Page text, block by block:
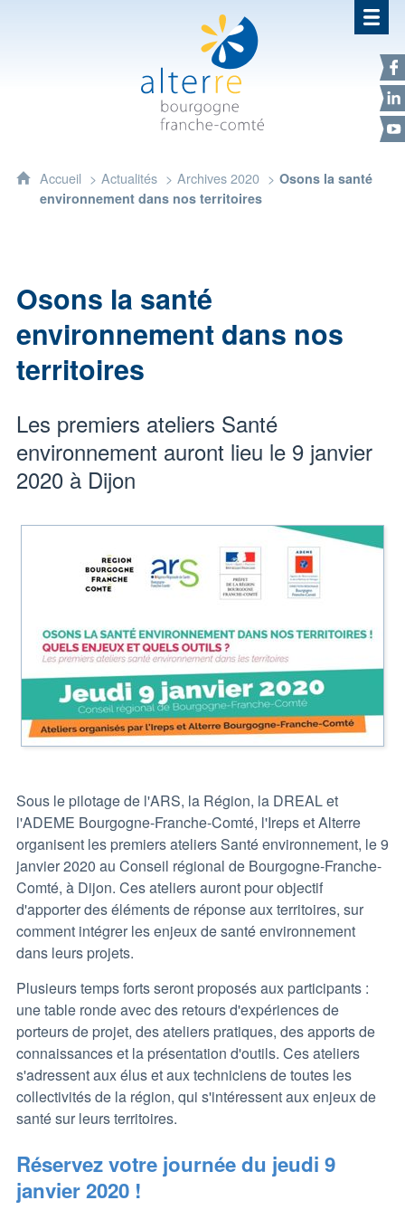
Alterre Bourgogne Franche-
Accueil Actualités Archives 2020
Osons la santé
environnement dans nos territoires
Osons la santé
environnement dans nos
territoires
Les premiers ateliers Santé
environnement auront lieu le 9 janvier
2020 à Dijon
Sous le pilotage de l'ARS, la Région, la DREAL et
l'ADEME Bourgogne-Franche-Comté, l'Ireps et Alterre
organisent les premiers ateliers Santé environnement, le 9
janvier 2020 au Conseil régional de Bourgogne-Franche-
Comté, à Dijon. Ces ateliers auront pour objectif
d'apporter des éléments de réponse aux territoires, sur
comment intégrer les enjeux de santé environnement
dans leurs projets.
Plusieurs temps forts seront proposés aux participants :
une table ronde avec des retours d'expériences de
porteurs de projet, des ateliers pratiques, des apports de
connaissances et la présentation d'outils. Ces ateliers
s'adressent aux élus et aux techniciens de toutes les
collectivités de la région, qui s'intéressent aux enjeux de
santé sur leurs territoires.
Réservez votre journée du jeudi 9
janvier 2020 !